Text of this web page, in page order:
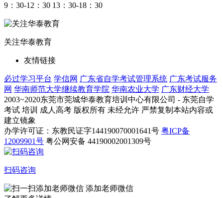
9：30-12：30 13：30-18：30
关注华泰教育
友情链接
必过学习平台 学信网 广东省自学考试管理系统 广东考试服务
网 华南师范大学继续教育学院 华南农业大学 广东财经大学
2003~2020东莞市莞城华泰教育培训中心有限公司 - 东莞自学
考试 培训 成人高考 版权所有 未经允许 严禁复制本站内容或
建立镜象
办学许可证：东教民证字144190070001641号 粤ICP备
12009901号 粤公网安备 44190002001309号
扫码咨询
添加老师微信